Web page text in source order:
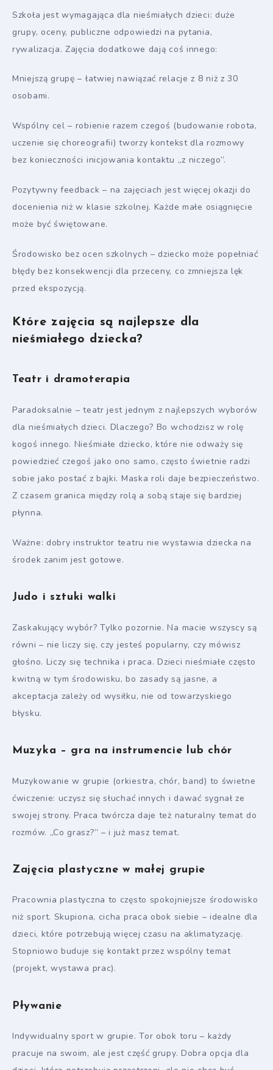
Szkoła jest wymagająca dla nieśmiałych dzieci: duże
grupy, oceny, publiczne odpowiedzi na pytania,
rywalizacja. Zajęcia dodatkowe dają coś innego:
Mniejszą grupę – łatwiej nawiązać relacje z 8 niż z 30
osobami.
Wspólny cel – robienie razem czegoś (budowanie robota,
uczenie się choreografii) tworzy kontekst dla rozmowy
bez konieczności inicjowania kontaktu „z niczego”.
Pozytywny feedback – na zajęciach jest więcej okazji do
docenienia niż w klasie szkolnej. Każde małe osiągnięcie
może być świętowane.
Środowisko bez ocen szkolnych – dziecko może popełniać
błędy bez konsekwencji dla przeceny, co zmniejsza lęk
przed ekspozycją.
Które zajęcia są najlepsze dla
nieśmiałego dziecka?
Teatr i dramoterapia
Paradoksalnie – teatr jest jednym z najlepszych wyborów
dla nieśmiałych dzieci. Dlaczego? Bo wchodzisz w rolę
kogoś innego. Nieśmiałe dziecko, które nie odważy się
powiedzieć czegoś jako ono samo, często świetnie radzi
sobie jako postać z bajki. Maska roli daje bezpieczeństwo.
Z czasem granica między rolą a sobą staje się bardziej
płynna.
Ważne: dobry instruktor teatru nie wystawia dziecka na
środek zanim jest gotowe.
Judo i sztuki walki
Zaskakujący wybór? Tylko pozornie. Na macie wszyscy są
równi – nie liczy się, czy jesteś popularny, czy mówisz
głośno. Liczy się technika i praca. Dzieci nieśmiałe często
kwitną w tym środowisku, bo zasady są jasne, a
akceptacja zależy od wysiłku, nie od towarzyskiego
błysku.
Muzyka – gra na instrumencie lub chór
Muzykowanie w grupie (orkiestra, chór, band) to świetne
ćwiczenie: uczysz się słuchać innych i dawać sygnał ze
swojej strony. Praca twórcza daje też naturalny temat do
rozmów. „Co grasz?” – i już masz temat.
Zajęcia plastyczne w małej grupie
Pracownia plastyczna to często spokojniejsze środowisko
niż sport. Skupiona, cicha praca obok siebie – idealne dla
dzieci, które potrzebują więcej czasu na aklimatyzację.
Stopniowo buduje się kontakt przez wspólny temat
(projekt, wystawa prac).
Pływanie
Indywidualny sport w grupie. Tor obok toru – każdy
pracuje na swoim, ale jest część grupy. Dobra opcja dla